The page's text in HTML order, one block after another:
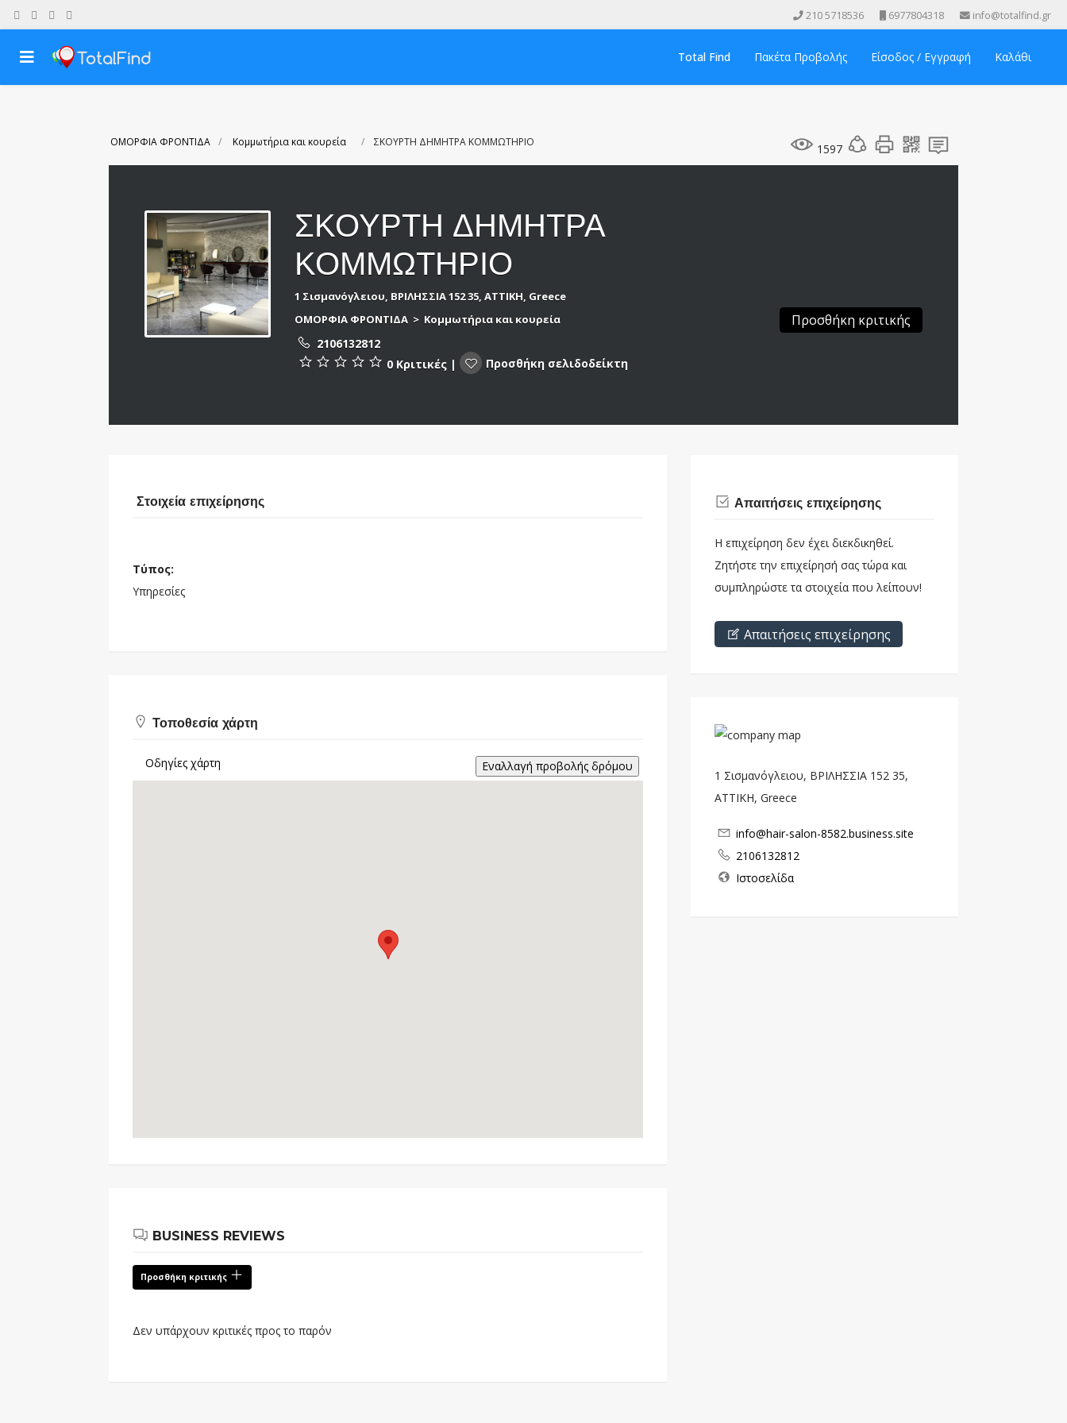
210 5718536 6977804318 info@totalfind.gr
Total Find Πακέτα Προβολής Είσοδος / Εγγραφή Καλάθι
1597
ΟΜΟΡΦΙΑ ΦΡΟΝΤΙΔΑ Κομμωτήρια και κουρεία ΣΚΟΥΡΤΗ ΔΗΜΗΤΡΑ ΚΟΜΜΩΤΗΡΙΟ
ΣΚΟΥΡΤΗ ΔΗΜΗΤΡΑ
ΚΟΜΜΩΤΗΡΙΟ
1 Σισμανόγλειου, ΒΡΙΛΗΣΣΙΑ 152 35, ΑΤΤΙΚΗ, Greece
ΟΜΟΡΦΙΑ ΦΡΟΝΤΙΔΑ > Κομμωτήρια και κουρεία
2106132812
0 Κριτικές | Προσθήκη σελιδοδείκτη
Προσθήκη κριτικής
Στοιχεία επιχείρησης
Τύπος:
Υπηρεσίες
Τοποθεσία χάρτη
Οδηγίες χάρτη
BUSINESS REVIEWS
Προσθήκη κριτικής
Δεν υπάρχουν κριτικές προς το παρόν
Απαιτήσεις επιχείρησης
Η επιχείρηση δεν έχει διεκδικηθεί.
Ζητήστε την επιχείρησή σας τώρα και
συμπληρώστε τα στοιχεία που λείπουν!
Απαιτήσεις επιχείρησης
1 Σισμανόγλειου, ΒΡΙΛΗΣΣΙΑ 152 35,
ΑΤΤΙΚΗ, Greece
info@hair-salon-8582.business.site
2106132812
Ιστοσελίδα